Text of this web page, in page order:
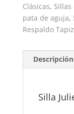
Clásicas, Sillas
pata de aguja,
Respaldo
Descripción
Silla